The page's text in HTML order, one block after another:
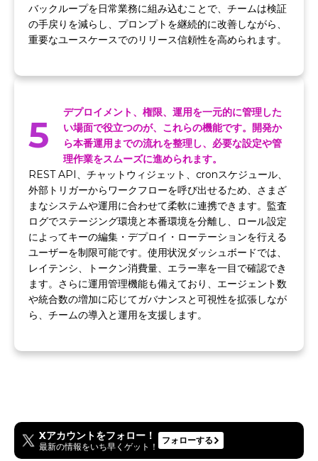
バックループを日常業務に組み込むことで、チームは検証
の手戻りを減らし、プロンプトを継続的に改善しながら、
重要なユースケースでのリリース信頼性を高められます。
5
デプロイメント、権限、運用を一元的に管理した
い場面で役立つのが、これらの機能です。開発か
ら本番運用までの流れを整理し、必要な設定や管
理作業をスムーズに進められます。
REST API、チャットウィジェット、cronスケジュール、
外部トリガーからワークフローを呼び出せるため、さまざ
まなシステムや運用に合わせて柔軟に連携できます。監査
ログでステージング環境と本番環境を分離し、ロール設定
によってキーの編集・デプロイ・ローテーションを行える
ユーザーを制限可能です。使用状況ダッシュボードでは、
レイテンシ、トークン消費量、エラー率を一目で確認でき
ます。さらに運用管理機能も備えており、エージェント数
や統合数の増加に応じてガバナンスと可視性を拡張しなが
ら、チームの導入と運用を支援します。
Xアカウントをフォロー！
最新の情報をいち早くゲット！
フォローする